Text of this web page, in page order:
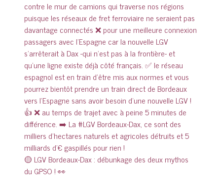
🟡 LGV Bordeaux-Dax : débunkage des deux mythos
du GPSO ! 👀